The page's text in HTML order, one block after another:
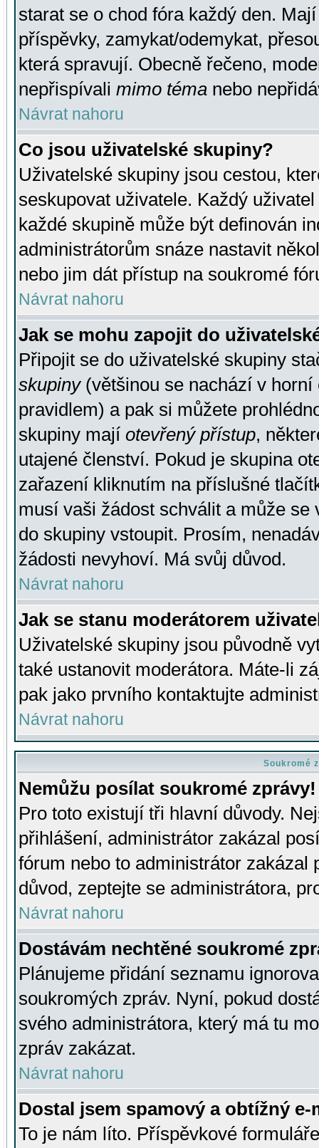
starat se o chod fóra každý den.
příspěvky, zamykat/odemykat,
která spravují. Obecně řečeno,
nepřispívali mimo téma nebo
Návrat nahoru
Co jsou uživatelské skupiny?
Uživatelské skupiny jsou cestou,
seskupovat uživatele. Každý
každé skupině může být definován
administrátorům snáze nastavit
nebo jim dát přístup na soukromé
Návrat nahoru
Jak se mohu zapojit do
Připojit se do uživatelské skupiny
skupiny(většinou se nachází v horní
pravidlem) a pak si můžete
skupiny mají otevřený přístup,
utajené členství. Pokud je skupina
zařazení kliknutím na příslušné
musí vaši žádost schválit a může se
do skupiny vstoupit. Prosím,
žádosti nevyhoví. Má svůj důvod.
Návrat nahoru
Jak se stanu moderátorem
Uživatelské skupiny jsou původně
také ustanovit moderátora. Máte-li
pak jako prvního kontaktujte
Návrat nahoru
Soukromé
Nemůžu posílat soukromé zprávy!
Pro toto existují tři hlavní důvody.
přihlášení, administrátor zakázal
fórum nebo to administrátor zakázal
důvod, zeptejte se administrátora,
Návrat nahoru
Dostávám nechtěné soukromé
Plánujeme přidání seznamu
soukromých zpráv. Nyní, pokud
svého administrátora, který má tu
zpráv zakázat.
Návrat nahoru
Dostal jsem spamový a obtížný
To je nám líto. Příspěvkové